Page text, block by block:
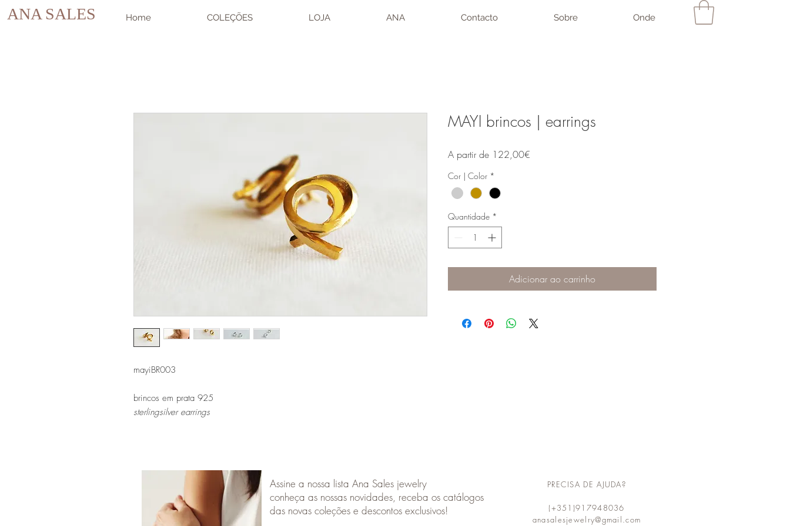
Home COLEÇÕES LOJA ANA Contacto Sobre Onde
ANA SALES
mayiBR003
brincos em prata 925
sterlingsilver earrings
MAYI brincos | earrings
A partir de 122,00€
Cor | Color *
Quantidade *
Adicionar ao carrinho
Assine a nossa lista Ana Sales jewelry
conheça as nossas novidades, receba os catálogos
das novas coleções e descontos exclusivos!
PRECISA DE AJUDA?
(+351)917948036
anasalesjewelry@gmail.com